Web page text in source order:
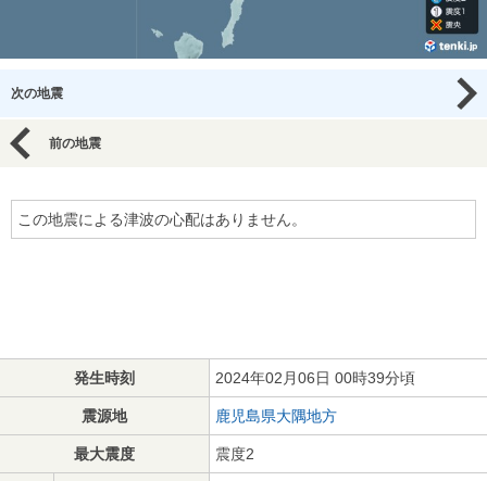
次の地震
前の地震
この地震による津波の心配はありません。
発生時刻 2024年02月06日 00時39分頃
震源地 鹿児島県大隅地方
最大震度 震度2